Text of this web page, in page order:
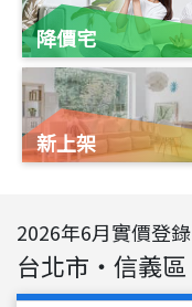
降價宅
新上架
2026年6月實價登錄
台北市 ・ 信義區